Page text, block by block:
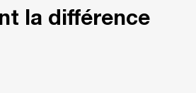
la différence